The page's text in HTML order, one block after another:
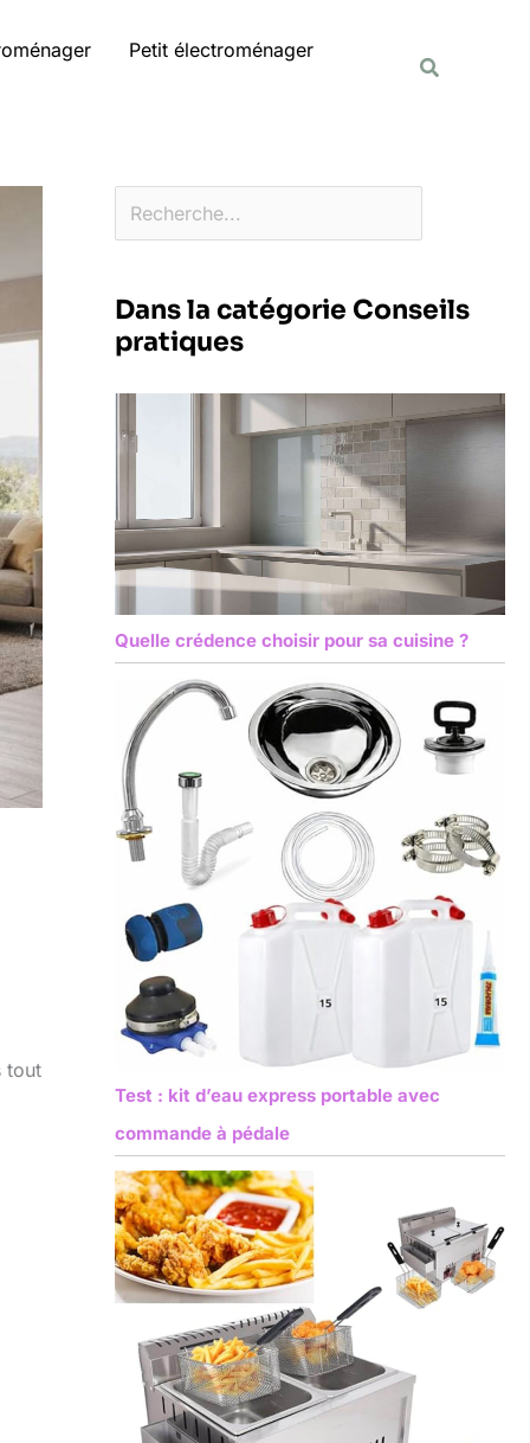
Petit électroménager
tout
Dans la catégorie Conseils
pratiques
Quelle crédence choisir pour sa cuisine ?
Test : kit d’eau express portable avec
commande à pédale